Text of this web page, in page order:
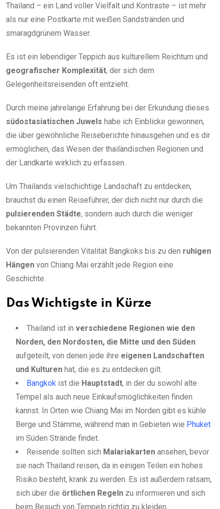
Thailand – ein Land voller Vielfalt und Kontraste – ist mehr
als nur eine Postkarte mit weißen Sandstränden und
smaragdgrünem Wasser.
Es ist ein lebendiger Teppich aus kulturellem Reichtum und
geografischer Komplexität, der sich dem
Gelegenheitsreisenden oft entzieht.
Durch meine jahrelange Erfahrung bei der Erkundung dieses
südostasiatischen Juwels habe ich Einblicke gewonnen,
die über gewöhnliche Reiseberichte hinausgehen und es dir
ermöglichen, das Wesen der thailändischen Regionen und
der Landkarte wirklich zu erfassen.
Um Thailands vielschichtige Landschaft zu entdecken,
brauchst du einen Reiseführer, der dich nicht nur durch die
pulsierenden Städte, sondern auch durch die weniger
bekannten Provinzen führt.
Von der pulsierenden Vitalität Bangkoks bis zu den ruhigen
Hängen von Chiang Mai erzählt jede Region eine
Geschichte.
Das Wichtigste in Kürze
Thailand ist in verschiedene Regionen wie den
Norden, den Nordosten, die Mitte und den Süden
aufgeteilt, von denen jede ihre eigenen Landschaften
und Kulturen hat, die es zu entdecken gilt.
Bangkok ist die Hauptstadt, in der du sowohl alte
Tempel als auch neue Einkaufsmöglichkeiten finden
kannst. In Orten wie Chiang Mai im Norden gibt es kühle
Berge und Stämme, während man in Gebieten wie Phuket
im Süden Strände findet.
Reisende sollten sich Malariakarten ansehen, bevor
sie nach Thailand reisen, da in einigen Teilen ein hohes
Risiko besteht, krank zu werden. Es ist außerdem ratsam,
sich über die örtlichen Regeln zu informieren und sich
beim Besuch von Tempeln richtig zu kleiden.